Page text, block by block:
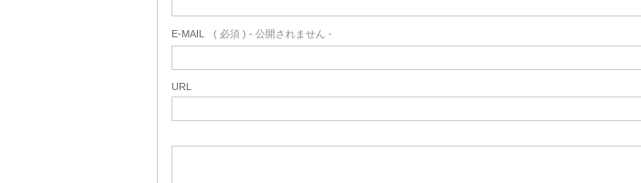
E-MAIL ( 必須 ) - 公開されません -
URL